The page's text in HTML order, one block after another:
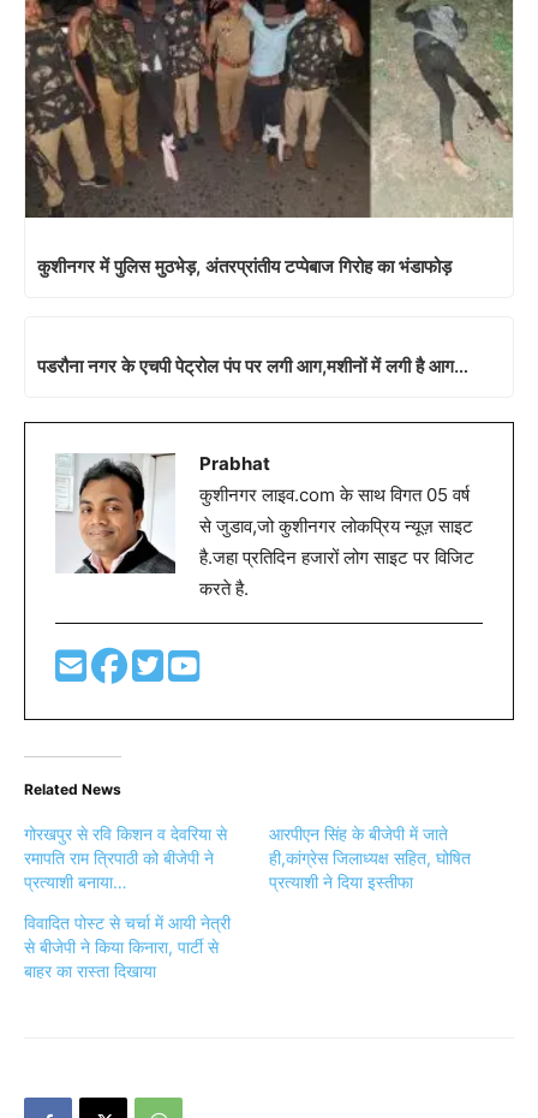
कुशीनगर में पुलिस मुठभेड़, अंतरप्रांतीय टप्पेबाज गिरोह का भंडाफोड़
पडरौना नगर के एचपी पेट्रोल पंप पर लगी आग,मशीनों में लगी है आग…
Prabhat
कुशीनगर लाइव.com के साथ विगत 05 वर्ष
से जुडाव,जो कुशीनगर लोकप्रिय न्यूज़ साइट
है.जहा प्रतिदिन हजारों लोग साइट पर विजिट
करते है.
Related News
गोरखपुर से रवि किशन व देवरिया से
रमापति राम त्रिपाठी को बीजेपी ने
प्रत्याशी बनाया…
आरपीएन सिंह के बीजेपी में जाते
ही,कांग्रेस जिलाध्यक्ष सहित, घोषित
प्रत्याशी ने दिया इस्तीफा
विवादित पोस्ट से चर्चा में आयी नेत्री
से बीजेपी ने किया किनारा, पार्टी से
बाहर का रास्ता दिखाया